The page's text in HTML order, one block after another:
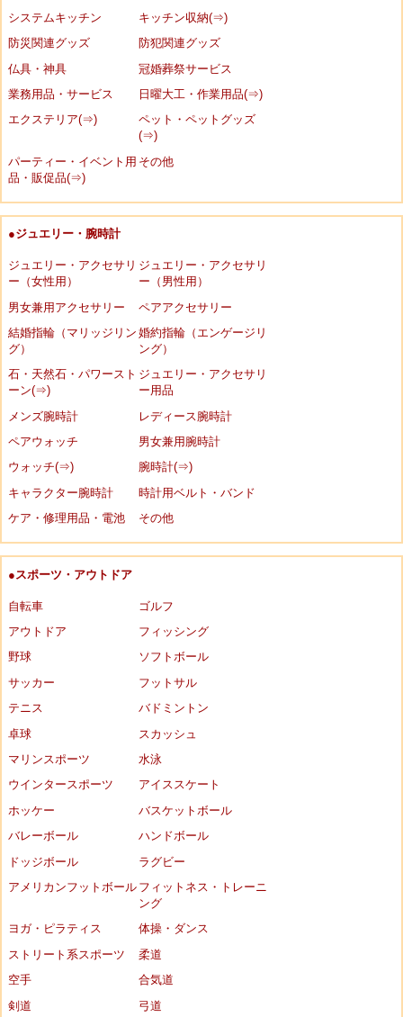
システムキッチン
キッチン収納(⇒)
防災関連グッズ
防犯関連グッズ
仏具・神具
冠婚葬祭サービス
業務用品・サービス
日曜大工・作業用品(⇒)
エクステリア(⇒)
ペット・ペットグッズ
(⇒)
パーティー・イベント用
品・販促品(⇒)
その他
●ジュエリー・腕時計
ジュエリー・アクセサリ
ー（女性用）
ジュエリー・アクセサリ
ー（男性用）
男女兼用アクセサリー
ペアアクセサリー
結婚指輪（マリッジリン
グ）
婚約指輪（エンゲージリ
ング）
石・天然石・パワースト
ーン(⇒)
ジュエリー・アクセサリ
ー用品
メンズ腕時計
レディース腕時計
ペアウォッチ
男女兼用腕時計
ウォッチ(⇒)
腕時計(⇒)
キャラクター腕時計
時計用ベルト・バンド
ケア・修理用品・電池
その他
●スポーツ・アウトドア
自転車
ゴルフ
アウトドア
フィッシング
野球
ソフトボール
サッカー
フットサル
テニス
バドミントン
卓球
スカッシュ
マリンスポーツ
水泳
ウインタースポーツ
アイススケート
ホッケー
バスケットボール
バレーボール
ハンドボール
ドッジボール
ラグビー
アメリカンフットボール フィットネス・トレーニ
ング
ヨガ・ピラティス
体操・ダンス
ストリート系スポーツ
柔道
空手
合気道
剣道
弓道